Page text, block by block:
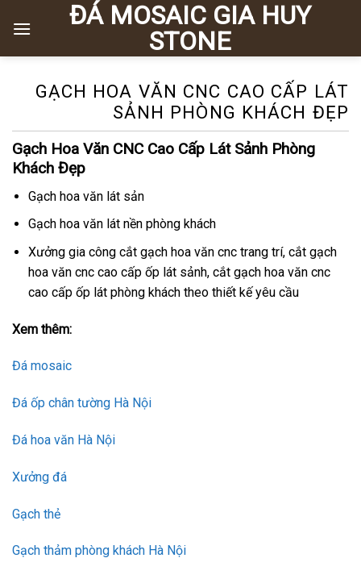
đến
ĐÁ MOSAIC GIA HUY
STONE
GẠCH HOA VĂN CNC CAO CẤP LÁT
SẢNH PHÒNG KHÁCH ĐẸP
Gạch Hoa Văn CNC Cao Cấp Lát Sảnh Phòng
Khách Đẹp
Gạch hoa văn lát sản
Gạch hoa văn lát nền phòng khách
Xưởng gia công cắt gạch hoa văn cnc trang trí, cắt gạch
hoa văn cnc cao cấp ốp lát sảnh, cắt gạch hoa văn cnc
cao cấp ốp lát phòng khách theo thiết kế yêu cầu
Xem thêm:
Đá mosaic
Đá ốp chân tường Hà Nội
Đá hoa văn Hà Nội
Xưởng đá
Gạch thẻ
Gạch thảm phòng khách Hà Nội